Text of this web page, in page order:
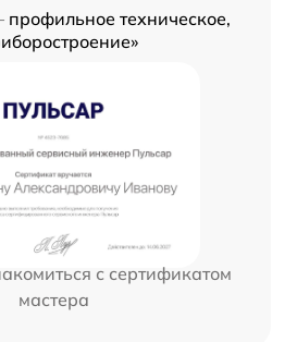
профильное техническое,
с сертификатом
мастера